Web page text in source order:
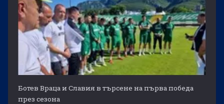
Ботев Враца и Славия в търсене на първа победа
през сезона